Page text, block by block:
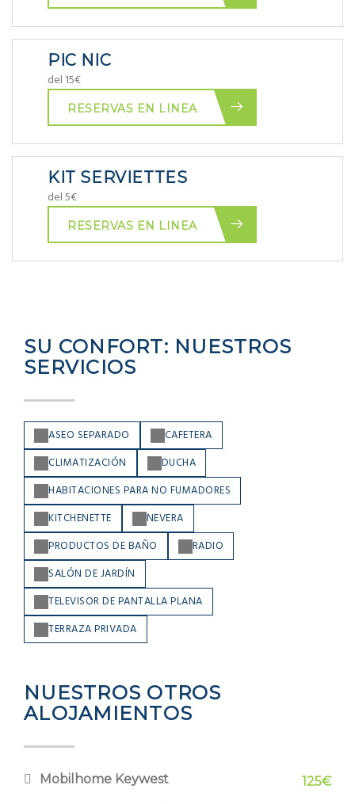
PIC NIC
del 15€
RESERVAS EN LINEA
KIT SERVIETTES
del 5€
RESERVAS EN LINEA
SU CONFORT: NUESTROS
SERVICIOS
ASEO SEPARADO
CAFETERA
CLIMATIZACIÓN
DUCHA
HABITACIONES PARA NO FUMADORES
KITCHENETTE
NEVERA
PRODUCTOS DE BAÑO
RADIO
SALÓN DE JARDÍN
TELEVISOR DE PANTALLA PLANA
TERRAZA PRIVADA
NUESTROS OTROS
ALOJAMIENTOS
Mobilhome Keywest 125€